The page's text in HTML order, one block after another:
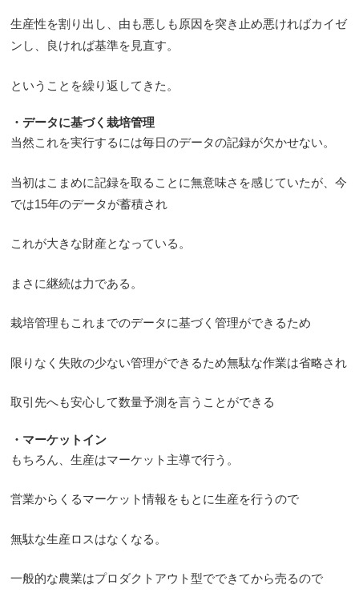
生産性を割り出し、由も悪しも原因を突き止め悪ければカイゼ
ンし、良ければ基準を見直す。
ということを繰り返してきた。
・データに基づく栽培管理
当然これを実行するには毎日のデータの記録が欠かせない。
当初はこまめに記録を取ることに無意味さを感じていたが、今
では15年のデータが蓄積され
これが大きな財産となっている。
まさに継続は力である。
栽培管理もこれまでのデータに基づく管理ができるため
限りなく失敗の少ない管理ができるため無駄な作業は省略され
取引先へも安心して数量予測を言うことができる
・マーケットイン
もちろん、生産はマーケット主導で行う。
営業からくるマーケット情報をもとに生産を行うので
無駄な生産ロスはなくなる。
一般的な農業はプロダクトアウト型でできてから売るので